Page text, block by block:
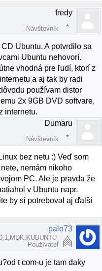
fredy
Návštevník
Ubuntu. A potvrdilo sa
Ubuntu nehovorí.
vhodná pre ľudí, ktorí z
a aj tak by radi
používam distor
2x 9GB DVD softvare,
internetu.
Dumaru
Návštevník
bez netu :) Veď som
nemám nikoho
PC. Ale je pravda že
v Ubuntu napr.
by si potreboval aj ďalší
palo73
Používateľ
t com-u je tam daky